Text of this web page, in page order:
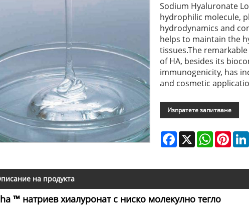
Sodium Hyaluronate
hydrophilic molecule,
hydrodynamics and
helps to maintain the
tissues.The
of HA, besides its
immunogenicity, has
and cosmetic
Изпратете запитване
Facebook
X WhatsApp
на продукта
™ натриев хиалуронат с ниско молекулно тегло